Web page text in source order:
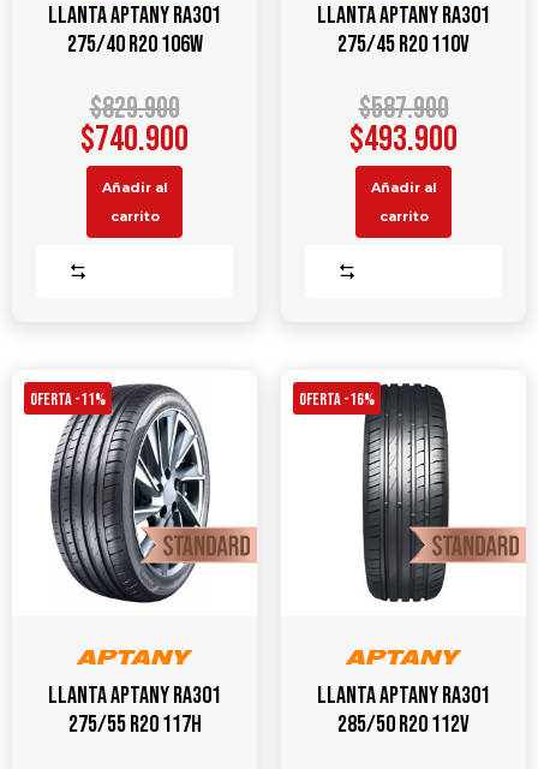
Llanta APTANY RA301
275/40 R20 106W
$829.900
$740.900
Añadir al
carrito
Llanta APTANY RA301
275/45 R20 110V
$587.900
$493.900
Añadir al
carrito
OFERTA -11%
Llanta APTANY RA301
275/55 R20 117H
OFERTA -16%
Llanta APTANY RA301
285/50 R20 112V